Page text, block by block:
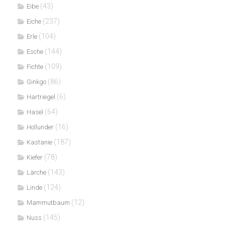
Eibe (43)
Eiche (237)
Erle (104)
Esche (144)
Fichte (109)
Ginkgo (86)
Hartriegel (6)
Hasel (64)
Hollunder (16)
Kastanie (187)
Kiefer (78)
Lärche (143)
Linde (124)
Mammutbaum (12)
Nuss (145)